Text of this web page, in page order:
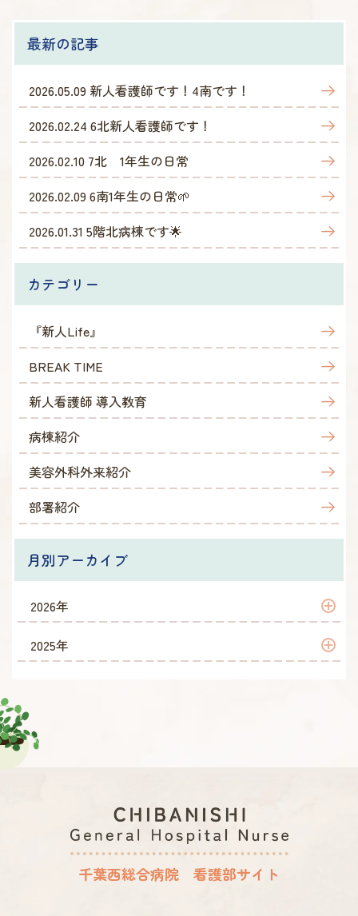
最新の記事
2026.05.09 新人看護師です！4南です！
2026.02.24 6北新人看護師です！
2026.02.10 7北 1年生の日常
2026.02.096南1年生の日常🌱
2026.01.31 5階北病棟です🌟
カテゴリー
『新人Life』
BREAK TIME
新人看護師 導入教育
病棟紹介
美容外科外来紹介
部署紹介
月別アーカイブ
2026年
2026年 5月
2025年
2025年 9月
2025年 6月
千葉西総合病院 看護部サイト